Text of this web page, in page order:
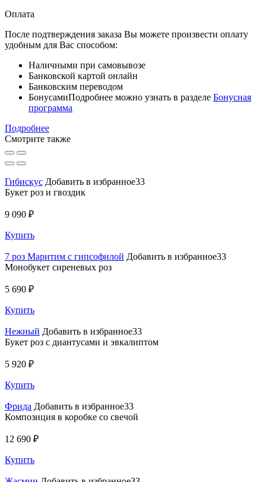
Оплата
После подтверждения заказа Вы можете произвести оплату
удобным для Вас способом:
Наличными при самовывозе
Банковской картой онлайн
Банковским переводом
БонусамиПодробнее можно узнать в разделе Бонусная
программа
Подробнее
Смотрите также
Гибискус Добавить в избранное33
Букет роз и гвоздик
9 090 ₽
Купить
7 роз Маритим с гипсофилой Добавить в избранное33
Монобукет сиреневых роз
5 690 ₽
Купить
Нежный Добавить в избранное33
Букет роз с диантусами и эвкалиптом
5 920 ₽
Купить
Фрида Добавить в избранное33
Композиция в коробке со свечой
12 690 ₽
Купить